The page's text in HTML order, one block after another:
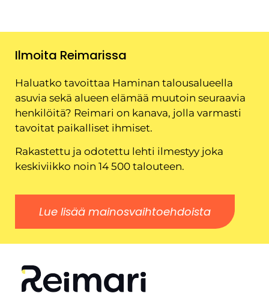
Ilmoita Reimarissa
Haluatko tavoittaa Haminan talousalueella
asuvia sekä alueen elämää muutoin seuraavia
henkilöitä? Reimari on kanava, jolla varmasti
tavoitat paikalliset ihmiset.
Rakastettu ja odotettu lehti ilmestyy joka
keskiviikko noin 14 500 talouteen.
Lue lisää mainosvaihtoehdoista